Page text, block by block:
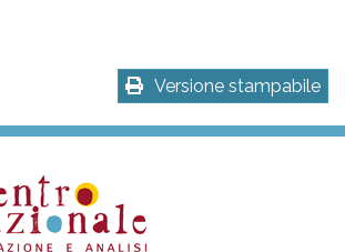
Versione stampabile